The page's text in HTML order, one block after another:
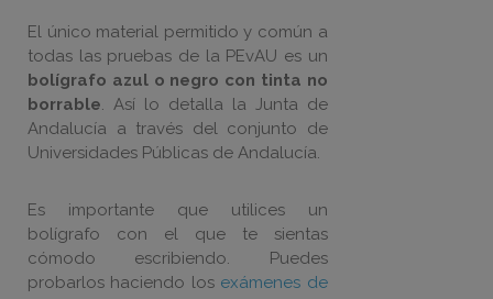
El único material permitido y común a
todas las pruebas de la PEvAU es un
bolígrafo azul o negro con tinta no
borrable. Así lo detalla la Junta de
Andalucía a través del conjunto de
Universidades Públicas de Andalucía.
Es importante que utilices un
bolígrafo con el que te sientas
cómodo escribiendo. Puedes
probarlos haciendo los exámenes de